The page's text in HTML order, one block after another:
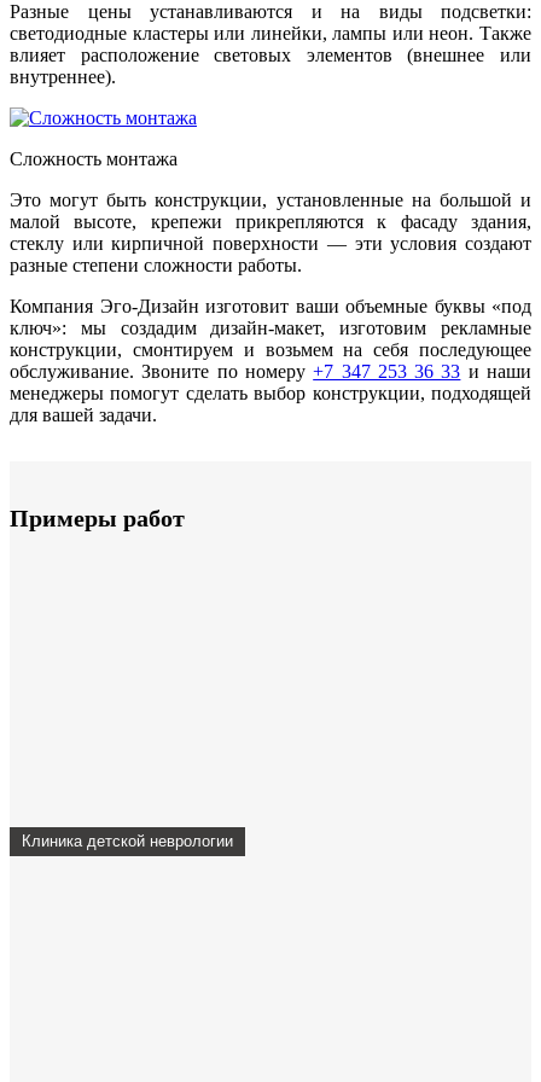
Разные цены устанавливаются и на виды подсветки:
светодиодные кластеры или линейки, лампы или неон. Также
влияет расположение световых элементов (внешнее или
внутреннее).
Сложность монтажа
Это могут быть конструкции, установленные на большой и
малой высоте, крепежи прикрепляются к фасаду здания,
стеклу или кирпичной поверхности — эти условия создают
разные степени сложности работы.
Компания Эго-Дизайн изготовит ваши объемные буквы «под
ключ»: мы создадим дизайн-макет, изготовим рекламные
конструкции, смонтируем и возьмем на себя последующее
обслуживание. Звоните по номеру+7 347 253 36 33 и наши
менеджеры помогут сделать выбор конструкции, подходящей
для вашей задачи.
Примеры работ
Клиника детской неврологии